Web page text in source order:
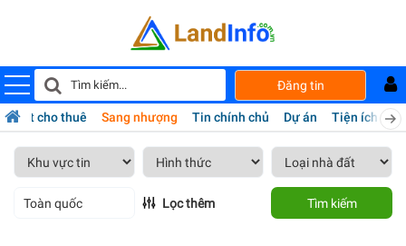
Đăng tin
đất cho thuê Sang nhượng Tin chính chủ Dự án Tiện ích
Toàn quốc Lọc thêm Tìm kiếm